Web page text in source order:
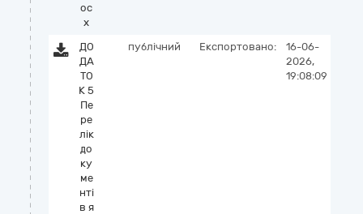
oc
x
ДО
ДА
ТО
К 5
Пе
ре
лік
до
ку
ме
нті
в я
публічний Експортовано:
16-06-
2026,
19:08:09